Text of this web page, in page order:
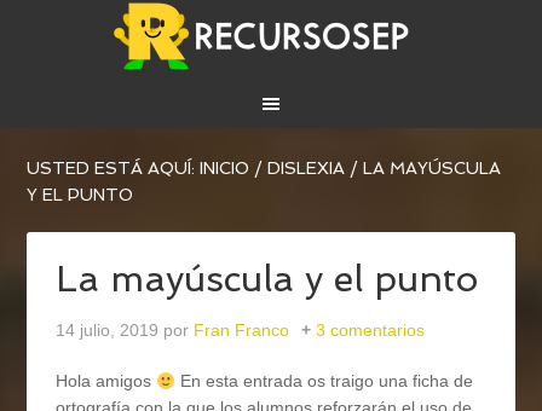
USTED ESTÁ AQUÍ:INICIO / DISLEXIA / LA MAYÚSCULA
Y EL PUNTO
La mayúscula y el punto
14 julio, 2019 por Fran Franco 3 comentarios
Hola amigos
En esta entrada os traigo una ficha de